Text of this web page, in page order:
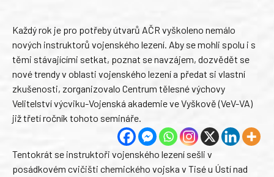
Každý rok je pro potřeby útvarů AČR vyškoleno nemálo
nových instruktorů vojenského lezení. Aby se mohli spolu i s
těmi stávajícími setkat, poznat se navzájem, dozvědět se
nové trendy v oblasti vojenského lezení a předat si vlastní
zkušenosti, zorganizovalo Centrum tělesné výchovy
Velitelství výcviku-Vojenská akademie ve Vyškově (VeV-VA)
již třetí ročník tohoto semináře.
Tentokrát se instruktoři vojenského lezení sešli v
posádkovém cvičišti chemického vojska v Tisé u Ústí nad